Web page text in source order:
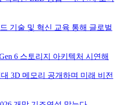
기술 및 혁신 교육 통해 글로벌
6 스토리지 아키텍처 시연해
3D 메모리 공개하며 미래 비전